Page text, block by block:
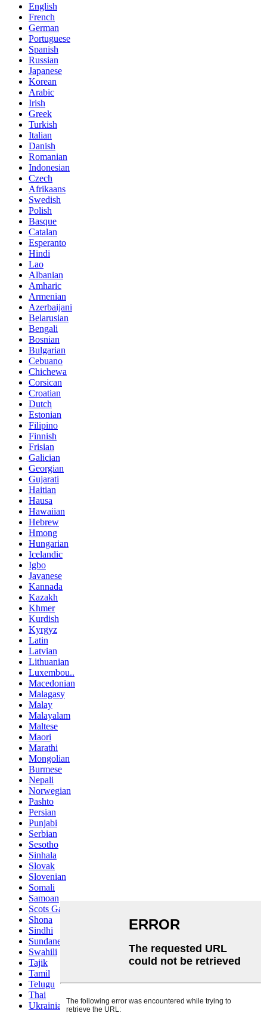
English
French
German
Portuguese
Spanish
Russian
Japanese
Korean
Arabic
Irish
Greek
Turkish
Italian
Danish
Romanian
Indonesian
Czech
Afrikaans
Swedish
Polish
Basque
Catalan
Esperanto
Hindi
Lao
Albanian
Amharic
Armenian
Azerbaijani
Belarusian
Bengali
Bosnian
Bulgarian
Cebuano
Chichewa
Corsican
Croatian
Dutch
Estonian
Filipino
Finnish
Frisian
Galician
Georgian
Gujarati
Haitian
Hausa
Hawaiian
Hebrew
Hmong
Hungarian
Icelandic
Igbo
Javanese
Kannada
Kazakh
Khmer
Kurdish
Kyrgyz
Latin
Latvian
Lithuanian
Luxembou..
Macedonian
Malagasy
Malay
Malayalam
Maltese
Maori
Marathi
Mongolian
Burmese
Nepali
Norwegian
Pashto
Persian
Punjabi
Serbian
Sesotho
Sinhala
Slovak
Slovenian
Somali
Samoan
Scots Gaelic
Shona
Sindhi
Sundanese
Swahili
Tajik
Tamil
Telugu
Thai
Ukrainian